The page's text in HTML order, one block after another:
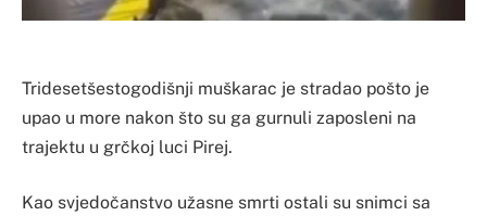
Tridesetšestogodišnji muškarac je stradao pošto je
upao u more nakon što su ga gurnuli zaposleni na
trajektu u grčkoj luci Pirej.
Kao svjedočanstvo užasne smrti ostali su snimci sa